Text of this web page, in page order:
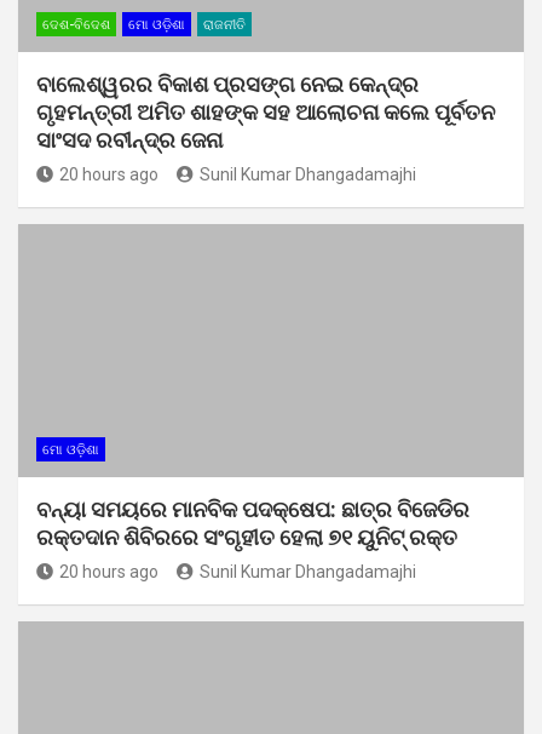
ଦେଶ-ବିଦେଶ ମୋ ଓଡ଼ିଶା ରାଜନୀତି
ବାଲେଶ୍ୱରର ବିକାଶ ପ୍ରସଙ୍ଗ ନେଇ କେନ୍ଦ୍ର
ଗୃହମନ୍ତ୍ରୀ ଅମିତ ଶାହଙ୍କ ସହ ଆଲୋଚନା କଲେ ପୂର୍ବତନ
ସାଂସଦ ରବୀନ୍ଦ୍ର ଜେନା
20 hours ago Sunil Kumar Dhangadamajhi
ମୋ ଓଡ଼ିଶା
ବନ୍ୟା ସମୟରେ ମାନବିକ ପଦକ୍ଷେପ: ଛାତ୍ର ବିଜେଡିର
ରକ୍ତଦାନ ଶିବିରରେ ସଂଗୃହୀତ ହେଲା ୭୧ ୟୁନିଟ୍ ରକ୍ତ
20 hours ago Sunil Kumar Dhangadamajhi